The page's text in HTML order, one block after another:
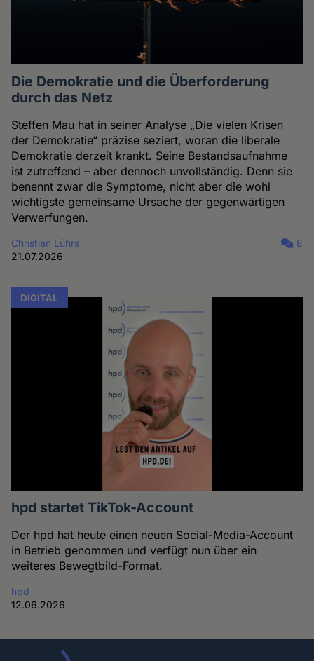
Die Demokratie und die Überforderung
durch das Netz
Steffen Mau hat in seiner Analyse „Die vielen Krisen
der Demokratie“ präzise seziert, woran die liberale
Demokratie derzeit krankt. Seine Bestandsaufnahme
ist zutreffend – aber dennoch unvollständig. Denn sie
benennt zwar die Symptome, nicht aber die wohl
wichtigste gemeinsame Ursache der gegenwärtigen
Verwerfungen.
Christian Lührs
21.07.2026
8
DIGITAL
hpd startet TikTok-Account
Der hpd hat heute einen neuen Social-Media-Account
in Betrieb genommen und verfügt nun über ein
weiteres Bewegtbild-Format.
hpd
12.06.2026